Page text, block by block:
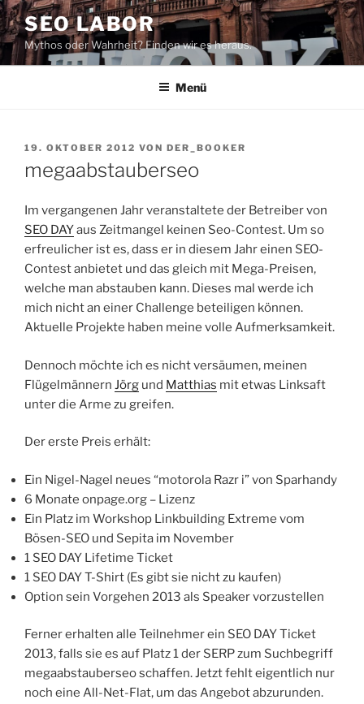
Zum
Inhalt
springen
SEO LABOR
Mythos oder Wahrheit? Finden wir es heraus.
Menü
VERÖFFENTLICHT
19. OKTOBER 2012 VON DER_BOOKER
megaabstauberseo
Im vergangenen Jahr veranstaltete der Betreiber von
SEO DAYaus Zeitmangel keinen Seo-Contest. Um so
erfreulicher ist es, dass er in diesem Jahr einen SEO-
Contest anbietet und das gleich mit Mega-Preisen,
welche man abstauben kann. Dieses mal werde ich
mich nicht an einer Challenge beteiligen können.
Aktuelle Projekte haben meine volle Aufmerksamkeit.
Dennoch möchte ich es nicht versäumen, meinen
Flügelmännern Jörg und Matthias mit etwas Linksaft
unter die Arme zu greifen.
Der erste Preis erhält:
Ein Nigel-Nagel neues “motorola Razr i” von Sparhandy
6 Monate onpage.org – Lizenz
Ein Platz im Workshop Linkbuilding Extreme vom
Bösen-SEO und Sepita im November
1 SEO DAY Lifetime Ticket
1 SEO DAY T-Shirt (Es gibt sie nicht zu kaufen)
Option sein Vorgehen 2013 als Speaker vorzustellen
Ferner erhalten alle Teilnehmer ein SEO DAY Ticket
2013, falls sie es auf Platz 1 der SERP zum Suchbegriff
megaabstauberseo schaffen. Jetzt fehlt eigentlich nur
noch eine All-Net-Flat, um das Angebot abzurunden.